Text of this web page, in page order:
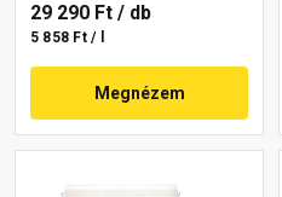
29 290 Ft / db
5 858 Ft / l
Megnézem